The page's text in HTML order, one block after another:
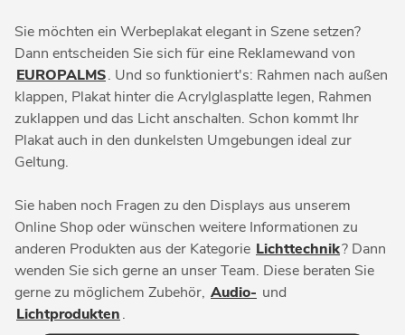
Sie möchten ein Werbeplakat elegant in Szene setzen?
Dann entscheiden Sie sich für eine Reklamewand von
EUROPALMS. Und so funktioniert's: Rahmen nach außen
klappen, Plakat hinter die Acrylglasplatte legen, Rahmen
zuklappen und das Licht anschalten. Schon kommt Ihr
Plakat auch in den dunkelsten Umgebungen ideal zur
Geltung.
Sie haben noch Fragen zu den Displays aus unserem
Online Shop oder wünschen weitere Informationen zu
anderen Produkten aus der Kategorie Lichttechnik? Dann
wenden Sie sich gerne an unser Team. Diese beraten Sie
gerne zu möglichem Zubehör, Audio- und
Lichtprodukten.